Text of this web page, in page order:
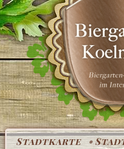
Stadtkarte